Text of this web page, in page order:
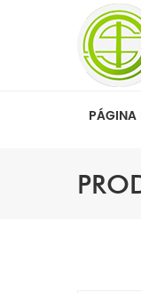
PÁGINA